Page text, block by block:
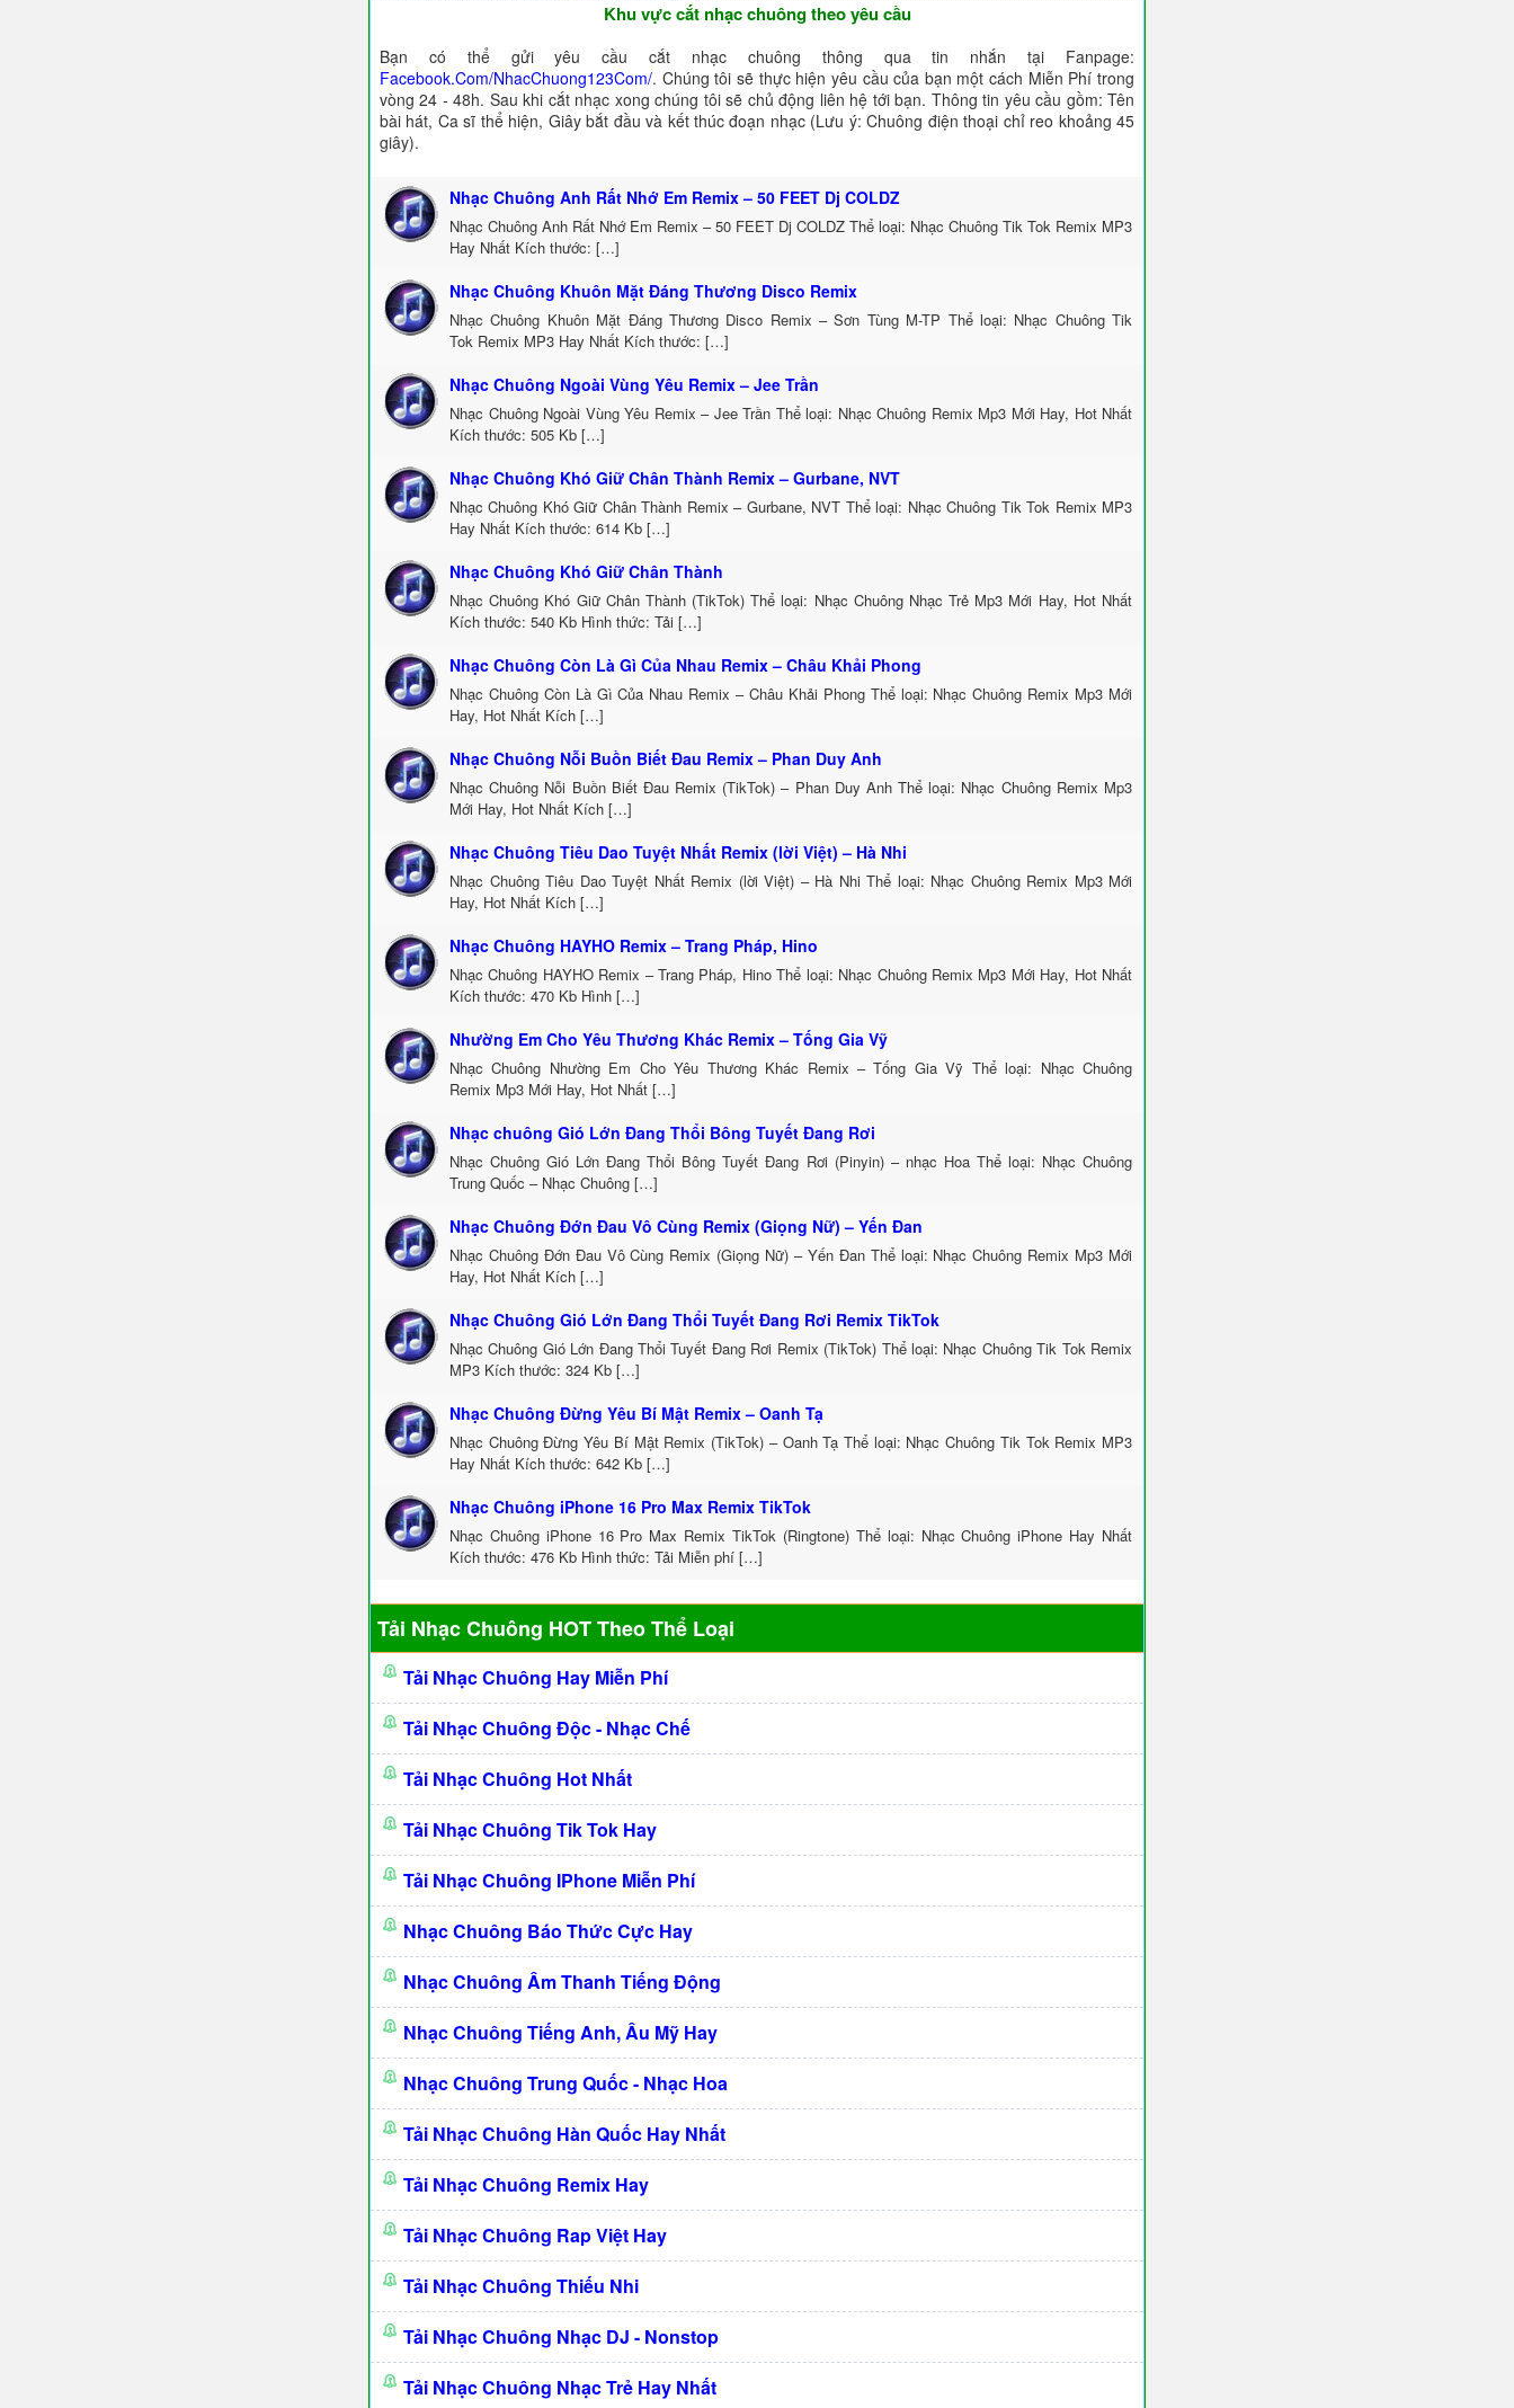
Khu vực cắt nhạc chuông theo yêu cầu
Bạn có thể gửi yêu cầu cắt nhạc chuông thông qua tin nhắn tại Fanpage:
Facebook.Com/NhacChuong123Com/. Chúng tôi sẽ thực hiện yêu cầu của bạn một cách Miễn Phí trong
vòng 24 - 48h. Sau khi cắt nhạc xong chúng tôi sẽ chủ động liên hệ tới bạn. Thông tin yêu cầu gồm: Tên
bài hát, Ca sĩ thể hiện, Giây bắt đầu và kết thúc đoạn nhạc (Lưu ý: Chuông điện thoại chỉ reo khoảng 45
giây).
Nhạc Chuông Anh Rất Nhớ Em Remix – 50 FEET Dj COLDZ
Nhạc Chuông Anh Rất Nhớ Em Remix – 50 FEET Dj COLDZ Thể loại: Nhạc Chuông Tik Tok Remix MP3
Hay Nhất Kích thước: […]
Nhạc Chuông Khuôn Mặt Đáng Thương Disco Remix
Nhạc Chuông Khuôn Mặt Đáng Thương Disco Remix – Sơn Tùng M-TP Thể loại: Nhạc Chuông Tik
Tok Remix MP3 Hay Nhất Kích thước: […]
Nhạc Chuông Ngoài Vùng Yêu Remix – Jee Trần
Nhạc Chuông Ngoài Vùng Yêu Remix – Jee Trần Thể loại: Nhạc Chuông Remix Mp3 Mới Hay, Hot Nhất
Kích thước: 505 Kb […]
Nhạc Chuông Khó Giữ Chân Thành Remix – Gurbane, NVT
Nhạc Chuông Khó Giữ Chân Thành Remix – Gurbane, NVT Thể loại: Nhạc Chuông Tik Tok Remix MP3
Hay Nhất Kích thước: 614 Kb […]
Nhạc Chuông Khó Giữ Chân Thành
Nhạc Chuông Khó Giữ Chân Thành (TikTok) Thể loại: Nhạc Chuông Nhạc Trẻ Mp3 Mới Hay, Hot Nhất
Kích thước: 540 Kb Hình thức: Tải […]
Nhạc Chuông Còn Là Gì Của Nhau Remix – Châu Khải Phong
Nhạc Chuông Còn Là Gì Của Nhau Remix – Châu Khải Phong Thể loại: Nhạc Chuông Remix Mp3 Mới
Hay, Hot Nhất Kích […]
Nhạc Chuông Nỗi Buồn Biết Đau Remix – Phan Duy Anh
Nhạc Chuông Nỗi Buồn Biết Đau Remix (TikTok) – Phan Duy Anh Thể loại: Nhạc Chuông Remix Mp3
Mới Hay, Hot Nhất Kích […]
Nhạc Chuông Tiêu Dao Tuyệt Nhất Remix (lời Việt) – Hà Nhi
Nhạc Chuông Tiêu Dao Tuyệt Nhất Remix (lời Việt) – Hà Nhi Thể loại: Nhạc Chuông Remix Mp3 Mới
Hay, Hot Nhất Kích […]
Nhạc Chuông HAYHO Remix – Trang Pháp, Hino
Nhạc Chuông HAYHO Remix – Trang Pháp, Hino Thể loại: Nhạc Chuông Remix Mp3 Mới Hay, Hot Nhất
Kích thước: 470 Kb Hình […]
Nhường Em Cho Yêu Thương Khác Remix – Tống Gia Vỹ
Nhạc Chuông Nhường Em Cho Yêu Thương Khác Remix – Tống Gia Vỹ Thể loại: Nhạc Chuông
Remix Mp3 Mới Hay, Hot Nhất […]
Nhạc chuông Gió Lớn Đang Thổi Bông Tuyết Đang Rơi
Nhạc Chuông Gió Lớn Đang Thổi Bông Tuyết Đang Rơi (Pinyin) – nhạc Hoa Thể loại: Nhạc Chuông
Trung Quốc – Nhạc Chuông […]
Nhạc Chuông Đớn Đau Vô Cùng Remix (Giọng Nữ) – Yến Đan
Nhạc Chuông Đớn Đau Vô Cùng Remix (Giọng Nữ) – Yến Đan Thể loại: Nhạc Chuông Remix Mp3 Mới
Hay, Hot Nhất Kích […]
Nhạc Chuông Gió Lớn Đang Thổi Tuyết Đang Rơi Remix TikTok
Nhạc Chuông Gió Lớn Đang Thổi Tuyết Đang Rơi Remix (TikTok) Thể loại: Nhạc Chuông Tik Tok Remix
MP3 Kích thước: 324 Kb […]
Nhạc Chuông Đừng Yêu Bí Mật Remix – Oanh Tạ
Nhạc Chuông Đừng Yêu Bí Mật Remix (TikTok) – Oanh Tạ Thể loại: Nhạc Chuông Tik Tok Remix MP3
Hay Nhất Kích thước: 642 Kb […]
Nhạc Chuông iPhone 16 Pro Max Remix TikTok
Nhạc Chuông iPhone 16 Pro Max Remix TikTok (Ringtone) Thể loại: Nhạc Chuông iPhone Hay Nhất
Kích thước: 476 Kb Hình thức: Tải Miễn phí […]
Tải Nhạc Chuông HOT Theo Thể Loại
Tải Nhạc Chuông Hay Miễn Phí
Tải Nhạc Chuông Độc - Nhạc Chế
Tải Nhạc Chuông Hot Nhất
Tải Nhạc Chuông Tik Tok Hay
Tải Nhạc Chuông IPhone Miễn Phí
Nhạc Chuông Báo Thức Cực Hay
Nhạc Chuông Âm Thanh Tiếng Động
Nhạc Chuông Tiếng Anh, Âu Mỹ Hay
Nhạc Chuông Trung Quốc - Nhạc Hoa
Tải Nhạc Chuông Hàn Quốc Hay Nhất
Tải Nhạc Chuông Remix Hay
Tải Nhạc Chuông Rap Việt Hay
Tải Nhạc Chuông Thiếu Nhi
Tải Nhạc Chuông Nhạc DJ - Nonstop
Tải Nhạc Chuông Nhạc Trẻ Hay Nhất